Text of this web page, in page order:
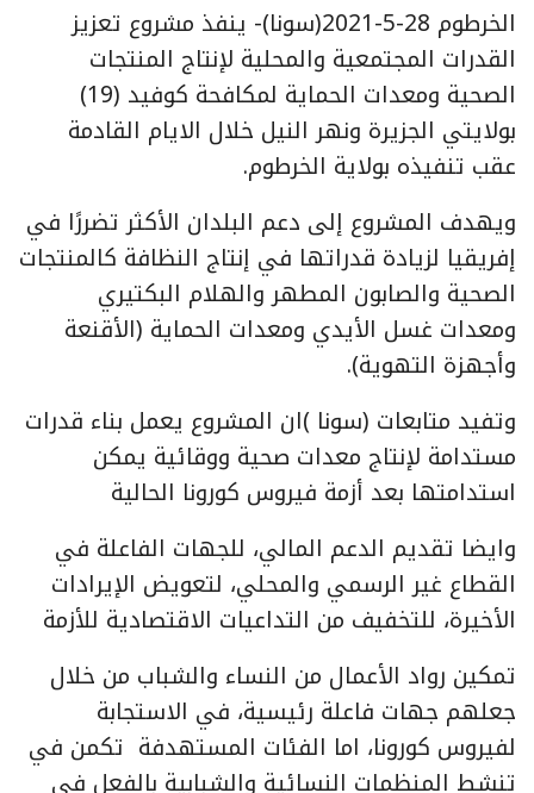
الخرطوم 28-5-2021(سونا)- ينفذ مشروع تعزيز
القدرات المجتمعية والمحلية لإنتاج المنتجات
الصحية ومعدات الحماية لمكافحة كوفيد (19)
بولايتي الجزيرة ونهر النيل خلال الايام القادمة
عقب تنفيذه بولاية الخرطوم.
ويهدف المشروع إلى دعم البلدان الأكثر تضررًا في
إفريقيا لزيادة قدراتها في إنتاج النظافة كالمنتجات
الصحية والصابون المطهر والهلام البكتيري
ومعدات غسل الأيدي ومعدات الحماية (الأقنعة
وأجهزة التهوية).
وتفيد متابعات (سونا )ان المشروع يعمل بناء قدرات
مستدامة لإنتاج معدات صحية ووقائية يمكن
استدامتها بعد أزمة فيروس كورونا الحالية
وايضا تقديم الدعم المالي، للجهات الفاعلة في
القطاع غير الرسمي والمحلي، لتعويض الإيرادات
الأخيرة، للتخفيف من التداعيات الاقتصادية للأزمة
تمكين رواد الأعمال من النساء والشباب من خلال
جعلهم جهات فاعلة رئيسية، في الاستجابة
لفيروس كورونا، اما الفئات المستهدفة تكمن في
تنشط المنظمات النسائية والشبابية بالفعل في